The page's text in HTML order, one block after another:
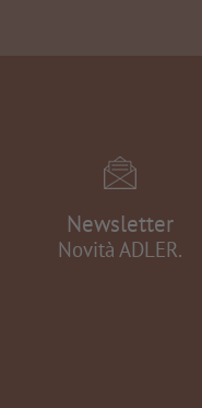
Newsletter
Novità ADLER.